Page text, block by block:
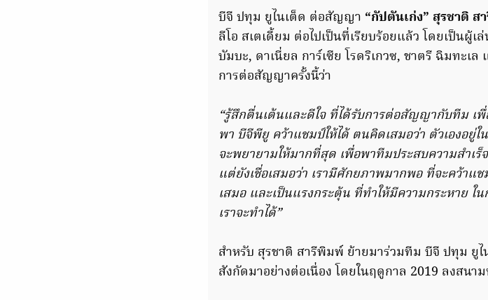
บีจี ปทุม ยูไนเต็ด ต่อสัญญา “กัปตันเก่ง” สุรชาติ ส
ลีโอ สเตเดี้ยม ต่อไปเป็นที่เรียบร้อยแล้ว โดยเป็น
บัมบะ, ดาเนี่ยล การ์เซีย โรดริเกวซ, ชาตรี ฉิมทะเ
การต่อสัญญาครั้งนี้ว่า
“รู้สึกตื่นเต้นและดีใจ ที่ได้รับการต่อสัญญากับทีม เพื่
พา บีจีพียู คว้าแชมป์ให้ได้ ตนคิดเสมอว่า ตัวเองอ
จะพยายามให้มากที่สุด เพื่อพาทีมประสบความสำเร็
แต่ยังเชื่อเสมอว่า เรามีศักยภาพมากพอ ที่จะคว้า
เสมอ และเป็นแรงกระตุ้น ที่ทำให้มีความกระหาย ใ
เราจะทำได้”
สำหรับ สุรชาติ สารีพิมพ์ ย้ายมาร่วมทีม บีจี ปทุม ยู
สังกัดมาอย่างต่อเนื่อง โดยในฤดูกาล 2019 ลงสนา